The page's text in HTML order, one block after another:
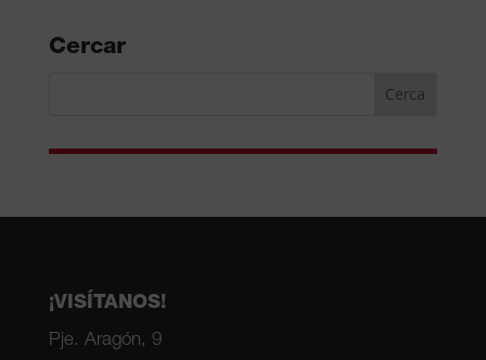
Cercar
¡VISÍTANOS!
Pje. Aragón, 9